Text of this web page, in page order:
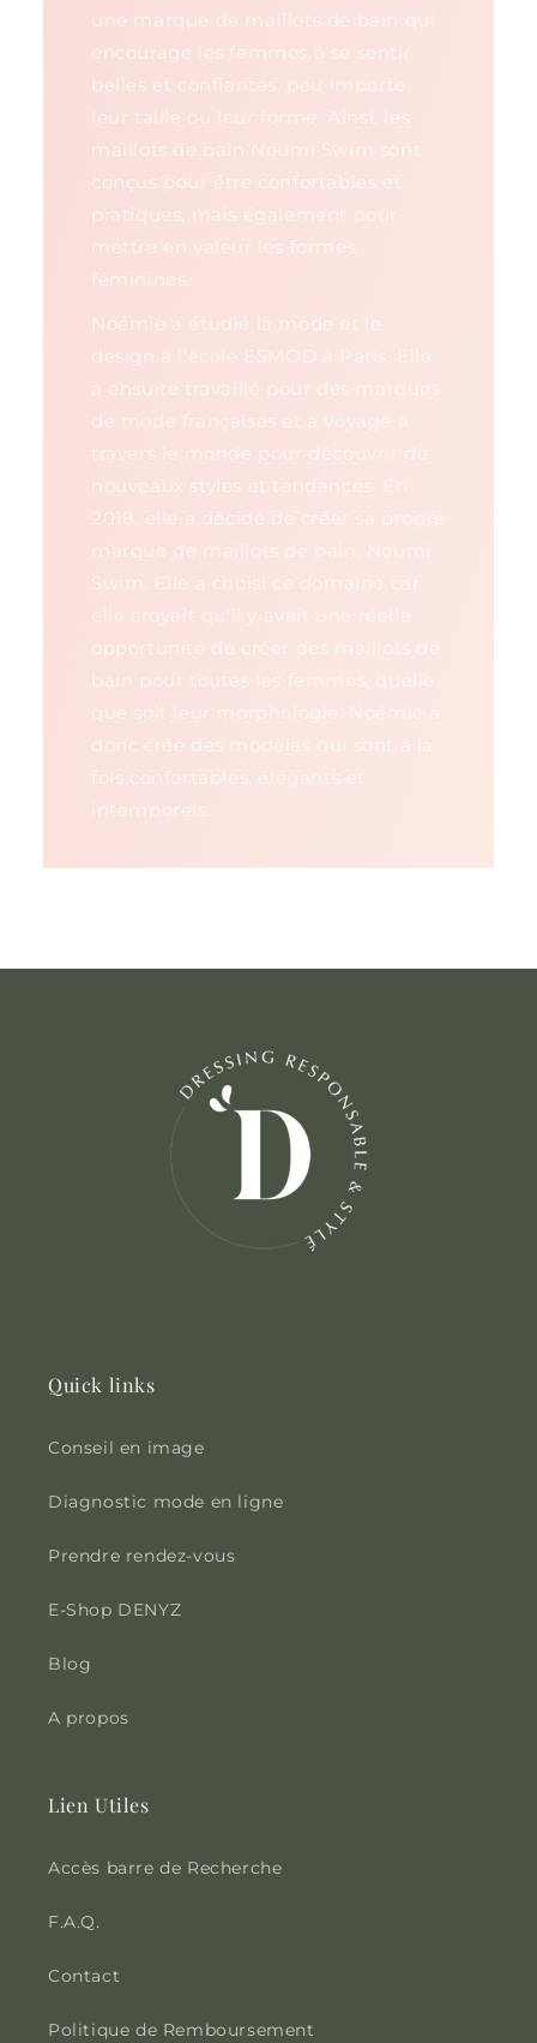
une marque de maillots de bain qui
encourage les femmes à se sentir
belles et confiantes, peu importe
leur taille ou leur forme. Ainsi, les
maillots de bain Noumi Swim sont
conçus pour être confortables et
pratiques, mais également pour
mettre en valeur les formes
féminines.
Noémie a étudié la mode et le
design à l'école ESMOD à Paris. Elle
a ensuite travaillé pour des marques
de mode françaises et a voyagé à
travers le monde pour découvrir de
nouveaux styles et tendances. En
2018, elle a décidé de créer sa propre
marque de maillots de bain, Noumi
Swim. Elle a choisi ce domaine car
elle croyait qu'il y avait une réelle
opportunité de créer des maillots de
bain pour toutes les femmes, quelle
que soit leur morphologie. Noémie a
donc créé des modèles qui sont à la
fois confortables, élégants et
intemporels.
Quick links
Conseil en image
Diagnostic mode en ligne
Prendre rendez-vous
E-Shop DENYZ
Blog
A propos
Lien Utiles
Accès barre de Recherche
F.A.Q.
Contact
Politique de Remboursement